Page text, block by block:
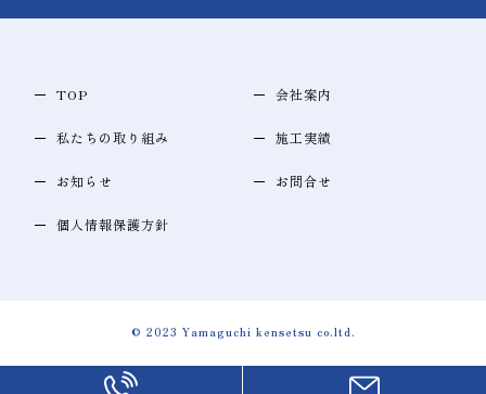
TOP 会社案内
私たちの取り組み 施工実績
お知らせ お問合せ
個人情報保護方針
© 2023 Yamaguchi kensetsu co.ltd.